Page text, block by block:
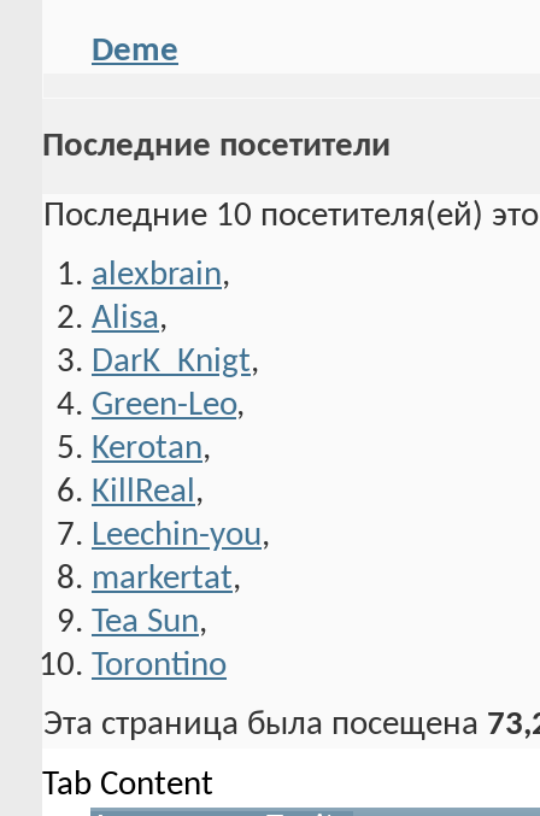
Deme
Последние посетители
Последние 10 посетителя(ей)
alexbrain,
Alisa,
DarK_Knigt,
Green-Leo,
Kerotan,
KillReal,
Leechin-you,
markertat,
Tea Sun,
Torontino
Эта страница была посещена
Tab Content